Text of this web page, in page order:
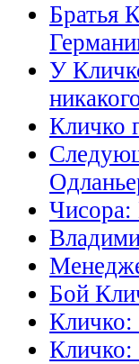
Братья
У
Кличко
Чисора:
Бой
Кличко:
Кличко: